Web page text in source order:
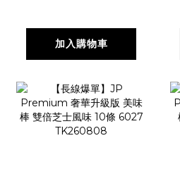
加入購物車